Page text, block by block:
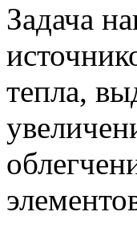
Задача
тепла,